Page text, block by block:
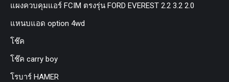
แผงควบคุมแอร์ FCIM ตรงรุ่น FORD EVEREST 2.2 3.2 2.0
แหนบแอด option 4wd
โช๊ค
โช๊ค carry boy
โรบาร์ HAMER